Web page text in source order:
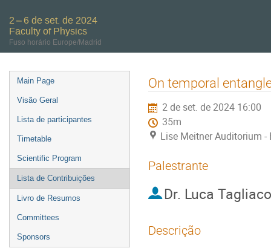
2 – 6 de set. de 2024
Faculty of Physics
Fuso horário Europe/Madrid
Event
menu
Main Page
Visão Geral
Lista de participantes
Timetable
Scientific Program
Lista de Contribuições
Livro de Resumos
Committees
Sponsors
On temporal
2 de set. de 2024 16:00
35m
Lise Meitner Auditorium
Palestrante
Dr. Luca
Descrição